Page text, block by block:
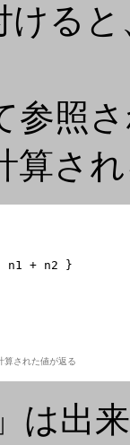
ける
参照
算さ
n1 + n2 }
された値が返る
は出